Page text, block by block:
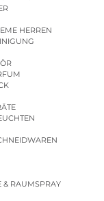
HERREN
& RAUMSPRAY